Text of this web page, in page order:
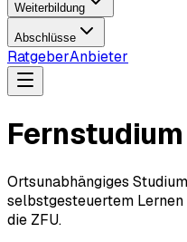
Weiterbildung
Abschlüsse
RatgeberAnbieter
Fernstudium
Ortsunabhängiges
selbstgesteuertem
die ZFU.